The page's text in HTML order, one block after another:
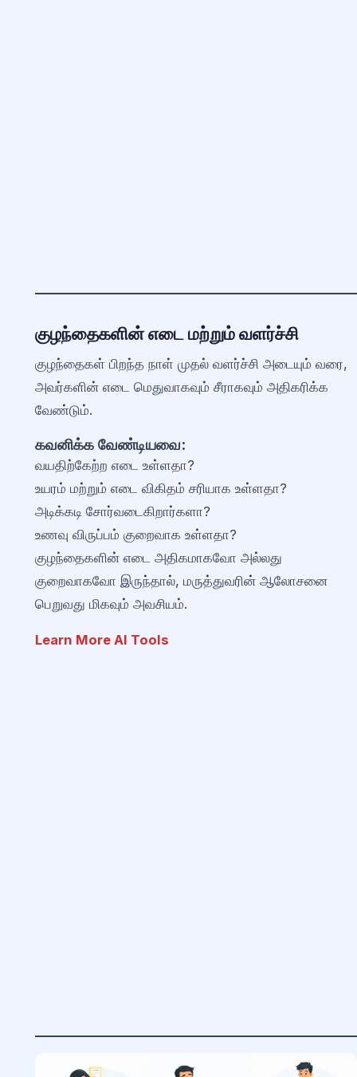
குழந்தைகளின் எடை மற்றும் வளர்ச்சி
குழந்தைகள் பிறந்த நாள் முதல் வளர்ச்சி அடையும் வரை,
அவர்களின் எடை மெதுவாகவும் சீராகவும் அதிகரிக்க
வேண்டும்.
கவனிக்க வேண்டியவை:
வயதிற்கேற்ற எடை உள்ளதா?
உயரம் மற்றும் எடை விகிதம் சரியாக உள்ளதா?
அடிக்கடி சோர்வடைகிறார்களா?
உணவு விருப்பம் குறைவாக உள்ளதா?
குழந்தைகளின் எடை அதிகமாகவோ அல்லது
குறைவாகவோ இருந்தால், மருத்துவரின் ஆலோசனை
பெறுவது மிகவும் அவசியம்.
Learn More AI Tools